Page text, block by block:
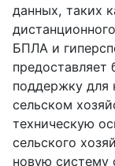
данных, таких
БПЛА и
предоставляет
поддержку для
сельском
техническую
сельского
новую систему